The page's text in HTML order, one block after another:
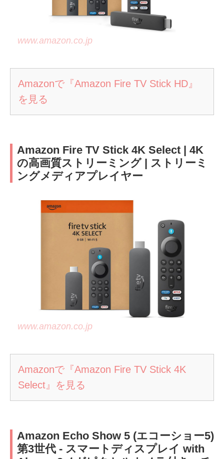
www.amazon.co.jp
Amazonで『Amazon Fire TV Stick HD』
を見る
Amazon Fire TV Stick 4K Select | 4K
の高画質ストリーミング | ストリーミ
ングメディアプレイヤー
www.amazon.co.jp
Amazonで『Amazon Fire TV Stick 4K
Select』を見る
Amazon Echo Show 5 (エコーショー5)
第3世代 - スマートディスプレイ with